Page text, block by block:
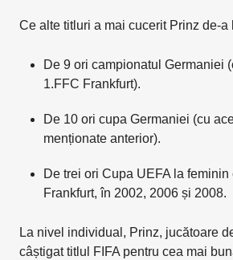
Ce alte titluri a mai cucerit Prinz de-a
De 9 ori campionatul Germaniei
1.FFC Frankfurt).
De 10 ori cupa Germaniei (cu
menționate anterior).
De trei ori Cupa UEFA la feminin
Frankfurt, în 2002, 2006 și 2008.
La nivel individual, Prinz, jucătoare
câștigat titlul FIFA pentru cea mai